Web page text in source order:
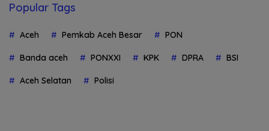
Popular Tags
Aceh Pemkab Aceh Besar PON
Banda aceh PONXXI KPK DPRA BSI
Aceh Selatan Polisi